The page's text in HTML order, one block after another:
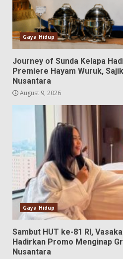
Gaya Hidup
Journey of Sunda Kelapa
Premiere Hayam Wuruk,
Nusantara
August 9, 2026
Gaya Hidup
Sambut HUT ke-81 RI,
Hadirkan Promo Menginap
Nusantara